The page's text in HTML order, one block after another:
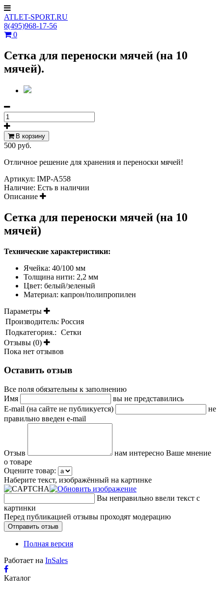
ATLET-SPORT.RU
8(495)968-17-56
0
Сетка для переноски мячей (на 10
мячей).
В корзину
500 руб.
Отличное решение для хранения и переноски мячей!
Артикул: IMP-A558
Наличие: Есть в наличии
Описание
Сетка для переноски мячей (на 10
мячей)
Технические характеристики:
Ячейка: 40/100 мм
Толщина нити: 2,2 мм
Цвет: белый/зеленый
Материал: капрон/полипропилен
Параметры
Производитель: Россия
Подкатегория.: Сетки
Отзывы (0)
Пока нет отзывов
Оставить отзыв
Все поля обязательны к заполнению
Имя
вы не представились
E-mail (на сайте не публикуется)
не
правильно введен e-mail
Отзыв
нам интересно Ваше мнение
о товаре
Оцените товар:
Наберите текст, изображённый на картинке
Вы неправильно ввели текст с
картинки
Перед публикацией отзывы проходят модерацию
Полная версия
Работает на InSales
Каталог